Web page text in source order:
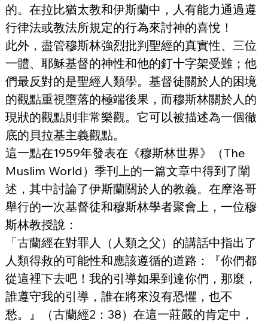
的。在拉比猶太教和伊斯蘭中，人有能力通過遵
行律法或教法所規定的行為來討神的喜悅！
此外，盡管穆斯林強烈批判聖經的真實性、三位
一體、耶穌基督的神性和他的釘十字架受難；他
們最反對的是聖經人類學。基督徒關於人的困境
的觀點重視墮落的極端後果，而穆斯林關於人的
現狀的觀點則非常樂觀。它可以被描述為一個徹
底的貝拉基主義觀點。
這一點在1959年發表在《穆斯林世界》（The
Muslim World）季刊上的一篇文章中得到了闡
述，其中討論了伊斯蘭關於人的教義。在摩洛哥
舉行的一次基督徒和穆斯林學者聚會上，一位穆
斯林教授說：
「古蘭經在對罪人（人類之父）的講話中指出了
人類得救的可能性和應該遵循的道路：『你們都
從這裡下去吧！我的引導如果到達你們，那麼，
誰遵守我的引導，誰在將來沒有恐懼，也不
愁。』（古蘭經2：38）在這一莊嚴的肯定中，